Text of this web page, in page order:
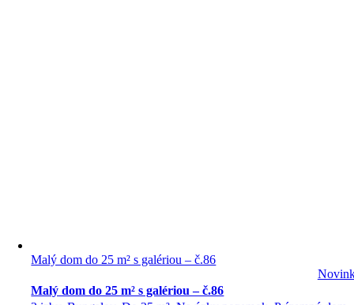
Malý dom do 25 m² s galériou – č.86
Malý dom do 25 m² s galériou – č.86